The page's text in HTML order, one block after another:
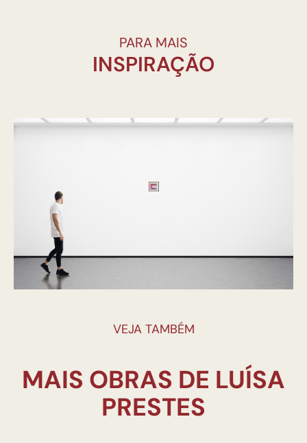
PARA MAIS
INSPIRAÇÃO
VEJA TAMBÉM
MAIS OBRAS DE LUÍSA